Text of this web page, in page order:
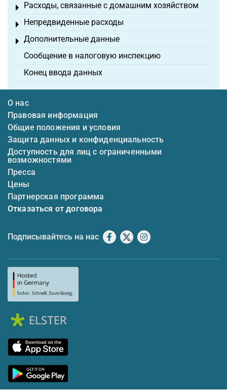
Расходы, связанные с домашним хозяйством
Toggle menu
Непредвиденные расходы
Toggle menu
Дополнительные данные
Toggle menu
Сообщение в налоговую инспекцию
Конец ввода данных
О нас
Правовая информация
Общие положения и условия
Защита данных и конфиденциальность
Доступность для лиц с ограниченными
возможностями
Пресса
Цены
Партнерская программа
Отказаться от договора
Подписывайтесь на нас Facebook
X Instagram